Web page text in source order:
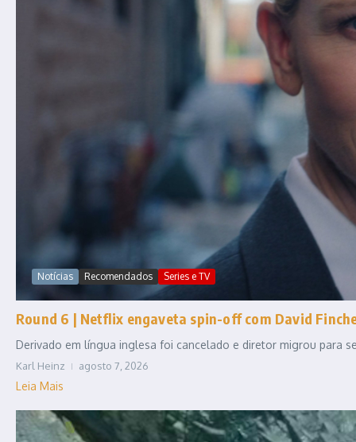
Notícias Recomendados Series e TV
Round 6 | Netflix engaveta spin-off com David
Derivado em língua inglesa foi cancelado e diretor migrou para
Karl Heinz agosto 7, 2026
Leia Mais